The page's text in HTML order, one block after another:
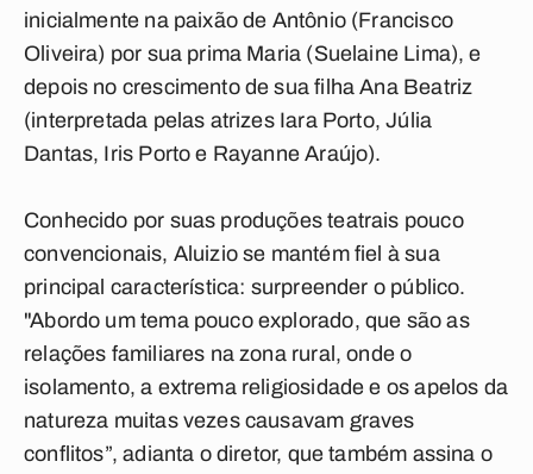
inicialmente na paixão de Antônio (Francisco
Oliveira) por sua prima Maria (Suelaine Lima), e
depois no crescimento de sua filha Ana Beatriz
(interpretada pelas atrizes Iara Porto, Júlia
Dantas, Iris Porto e Rayanne Araújo).
Conhecido por suas produções teatrais pouco
convencionais, Aluizio se mantém fiel à sua
principal característica: surpreender o público.
"Abordo um tema pouco explorado, que são as
relações familiares na zona rural, onde o
isolamento, a extrema religiosidade e os apelos da
natureza muitas vezes causavam graves
conflitos”, adianta o diretor, que também assina o